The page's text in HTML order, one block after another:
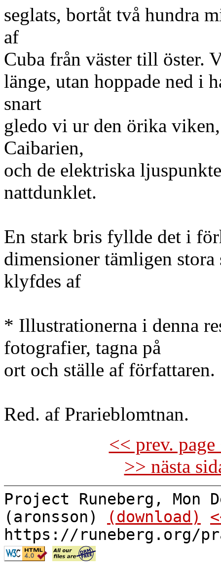
seglats, bortåt två hundra
af
Cuba från väster till öster.
länge, utan hoppade ned i
snart
gledo vi ur den örika
Caibarien,
och de elektriska
nattdunklet.
En stark bris fyllde det i
dimensioner tämligen
klyfdes af
* Illustrationerna i denna
fotografier, tagna på
ort och ställe af författaren.
Red. af Prarieblomtnan.
<< prev.
>> nästa
Project Runeberg, Mon
(aronsson)
(download)
https://runeberg.org/